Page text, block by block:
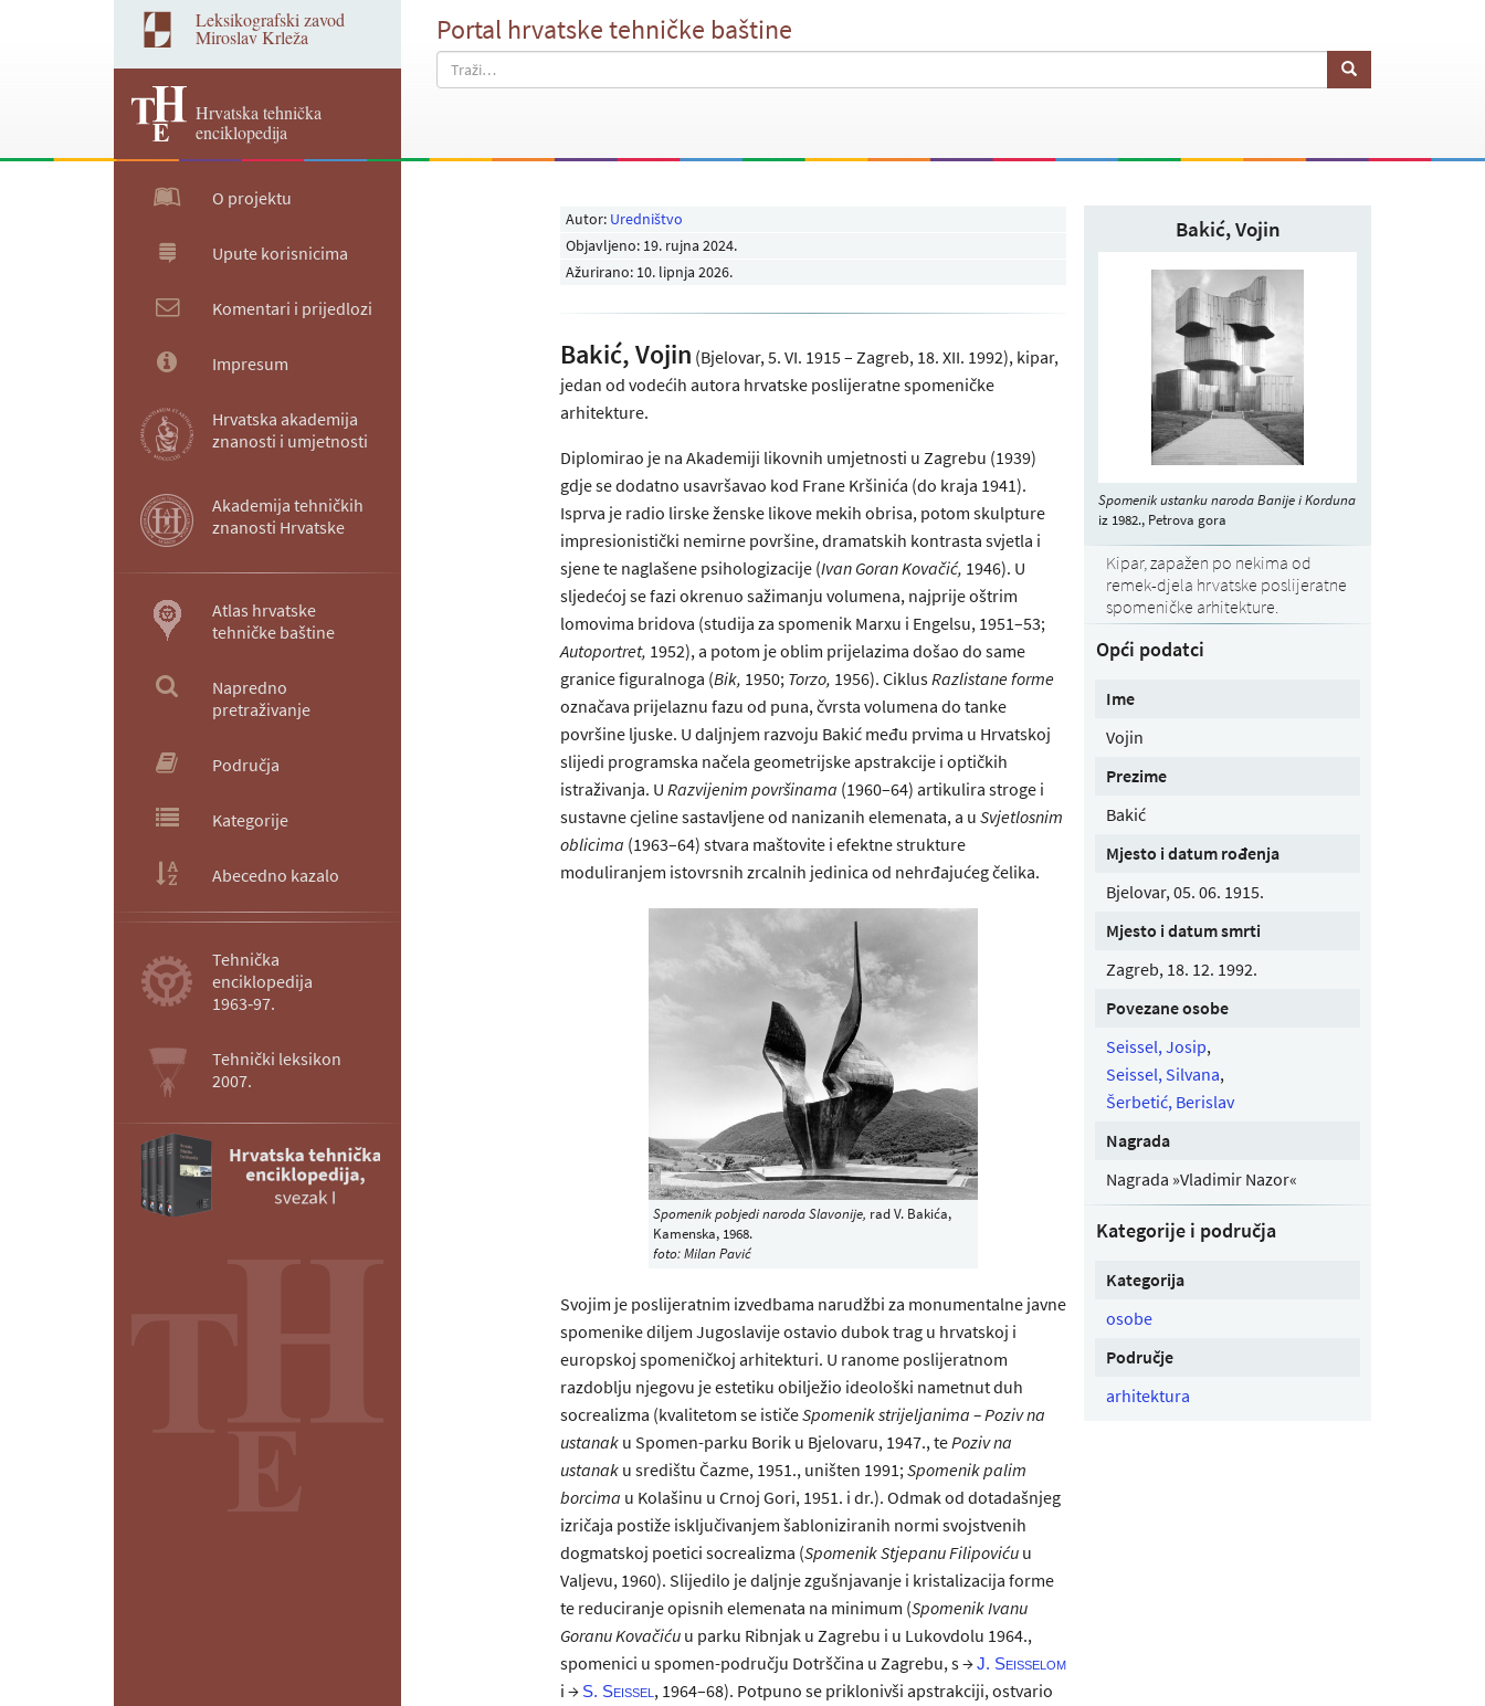
Leksikografski zavod
Miroslav Krleža
Hrvatska tehnička
enciklopedija
Portal hrvatske tehničke baštine
O projektu
Upute korisnicima
Komentari i prijedlozi
Impresum
Hrvatska akademija
znanosti i umjetnosti
Akademija tehničkih
znanosti Hrvatske
Atlas hrvatske
tehničke baštine
Napredno
pretraživanje
Područja
Kategorije
Abecedno kazalo
Tehnička
enciklopedija
1963‑97.
Tehnički leksikon
2007.
Autor: Uredništvo
Objavljeno: 19. rujna 2024.
Ažurirano: 10. lipnja 2026.
Bakić, Vojin (Bjelovar, 5. VI. 1915 – Zagreb, 18. XII. 1992), kipar,
jedan od vodećih autora hrvatske poslijeratne spomeničke
arhitekture.
Diplomirao je na Akademiji likovnih umjetnosti u Zagrebu (1939)
gdje se dodatno usavršavao kod Frane Kršinića (do kraja 1941).
Isprva je radio lirske ženske likove mekih obrisa, potom skulpture
impresionistički nemirne površine, dramatskih kontrasta svjetla i
sjene te naglašene psihologizacije (Ivan Goran Kovačić, 1946). U
sljedećoj se fazi okrenuo sažimanju volumena, najprije oštrim
lomovima bridova (studija za spomenik Marxu i Engelsu, 1951–53;
Autoportret, 1952), a potom je oblim prijelazima došao do same
granice figuralnoga (Bik, 1950; Torzo, 1956). CiklusRazlistane forme
označava prijelaznu fazu od puna, čvrsta volumena do tanke
površine ljuske. U daljnjem razvoju Bakić među prvima u Hrvatskoj
slijedi programska načela geometrijske apstrakcije i optičkih
istraživanja. U Razvijenim površinama (1960–64) artikulira stroge i
sustavne cjeline sastavljene od nanizanih elemenata, a u Svjetlosnim
oblicima (1963–64) stvara maštovite i efektne strukture
moduliranjem istovrsnih zrcalnih jedinica od nehrđajućeg čelika.
Spomenik pobjedi naroda Slavonije, rad V. Bakića,
Kamenska, 1968.
foto: Milan Pavić
Svojim je poslijeratnim izvedbama narudžbi za monumentalne javne
spomenike diljem Jugoslavije ostavio dubok trag u hrvatskoj i
europskoj spomeničkoj arhitekturi. U ranome poslijeratnom
razdoblju njegovu je estetiku obilježio ideološki nametnut duh
socrealizma (kvalitetom se ističeSpomenik strijeljanima – Poziv na
ustanak u Spomen-parku Borik u Bjelovaru, 1947., tePoziv na
ustanak u središtu Čazme, 1951., uništen 1991;Spomenik palim
borcima u Kolašinu u Crnoj Gori, 1951. i dr.). Odmak od dotadašnjeg
izričaja postiže isključivanjem šabloniziranih normi svojstvenih
dogmatskoj poetici socrealizma (Spomenik Stjepanu Filipoviću u
Valjevu, 1960). Slijedilo je daljnje zgušnjavanje i kristalizacija forme
te reduciranje opisnih elemenata na minimum (Spomenik Ivanu
Goranu Kovačiću u parku Ribnjak u Zagrebu i u Lukovdolu 1964.,
spomenici u spomen-području Dotrščina u Zagrebu, s →J. Seisselom
i → S. Seissel , 1964–68). Potpuno se priklonivši apstrakciji, ostvario
Bakić, Vojin
Spomenik ustanku naroda Banije i Korduna
iz 1982., Petrova gora
Kipar, zapažen po nekima od
remek-djela hrvatske poslijeratne
spomeničke arhitekture.
Opći podatci
Ime
Vojin
Prezime
Bakić
Mjesto i datum rođenja
Bjelovar, 05. 06. 1915.
Mjesto i datum smrti
Zagreb, 18. 12. 1992.
Povezane osobe
Seissel, Josip,
Seissel, Silvana,
Šerbetić, Berislav
Nagrada
Nagrada »Vladimir Nazor«
Kategorije i područja
Kategorija
osobe
Područje
arhitektura